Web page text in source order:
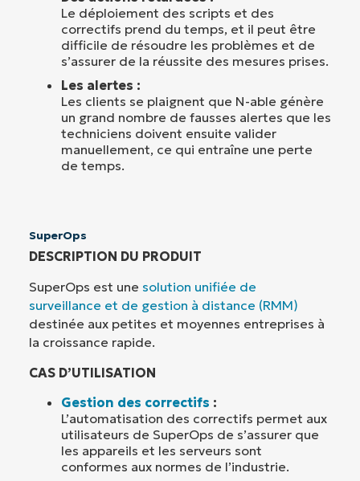
Le déploiement des scripts et des
correctifs prend du temps, et il peut être
difficile de résoudre les problèmes et de
s’assurer de la réussite des mesures prises.
Les alertes :
Les clients se plaignent que N-able génère
un grand nombre de fausses alertes que les
techniciens doivent ensuite valider
manuellement, ce qui entraîne une perte
de temps.
SuperOps
DESCRIPTION DU PRODUIT
SuperOps est une solution unifiée de
surveillance et de gestion à distance (RMM)
destinée aux petites et moyennes entreprises à
la croissance rapide.
CAS D’UTILISATION
Gestion des correctifs :
L’automatisation des correctifs permet aux
utilisateurs de SuperOps de s’assurer que
les appareils et les serveurs sont
conformes aux normes de l’industrie.